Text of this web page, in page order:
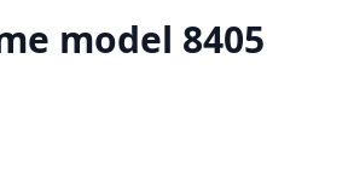
model 8405